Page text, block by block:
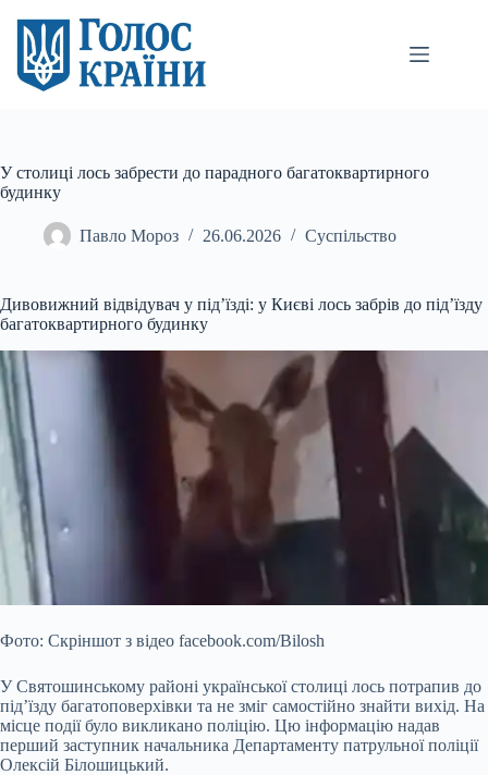
вмісту
У столиці лось забрести до парадного багатоквартирного
будинку
Павло Мороз 26.06.2026 Суспільство
Дивовижний відвідувач у під’їзді: у Києві лось забрів до під’їзду
багатоквартирного будинку
Фото: Скріншот з відео facebook.com/Bilosh
У Святошинському районі української столиці лось потрапив до
під’їзду багатоповерхівки та не зміг самостійно знайти вихід. На
місце події було викликано поліцію. Цю інформацію надав
перший заступник начальника Департаменту патрульної поліції
Олексій Білошицький.